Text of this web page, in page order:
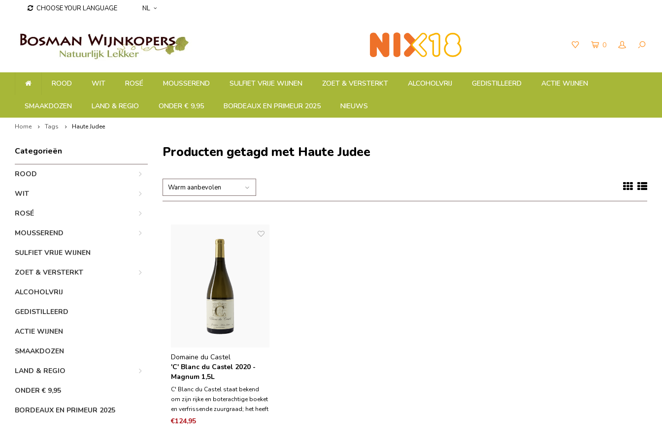
CHOOSE YOUR LANGUAGE NL
0
ROOD WIT ROSÉ MOUSSEREND SULFIET VRIJE WIJNEN ZOET & VERSTERKT ALCOHOLVRIJ GEDISTILLEERD ACTIE WIJNEN
SMAAKDOZEN LAND & REGIO ONDER € 9,95 BORDEAUX EN PRIMEUR 2025 NIEUWS
Home Tags Haute Judee
Categorieën
ROOD
WIT
ROSÉ
MOUSSEREND
SULFIET VRIJE WIJNEN
ZOET & VERSTERKT
ALCOHOLVRIJ
GEDISTILLEERD
ACTIE WIJNEN
SMAAKDOZEN
LAND & REGIO
ONDER € 9,95
BORDEAUX EN PRIMEUR 2025
Producten getagd met Haute Judee
Warm aanbevolen
Domaine du Castel
'C' Blanc du Castel 2020 -
Magnum 1,5L
C' Blanc du Castel staat bekend
om zijn rijke en boterachtige boeket
en verfrissende zuurgraad; het heeft
een volle ronde smaak, met een
€124,95